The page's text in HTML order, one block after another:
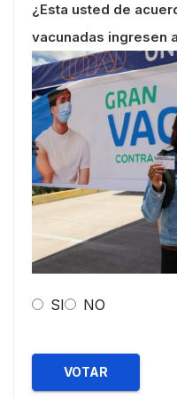
¿Esta usted de
vacunadas ingresen
SI NO
VOTAR